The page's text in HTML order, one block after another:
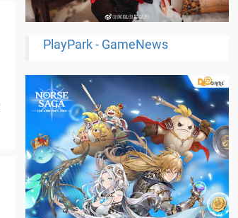
PlayPark - GameNews